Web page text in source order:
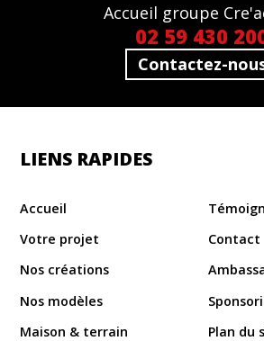
Accueil groupe
02 59 430
Contactez-
LIENS RAPIDES
Accueil
Votre projet
Nos créations
Nos modèles
Maison & terrain
Contact
Plan du